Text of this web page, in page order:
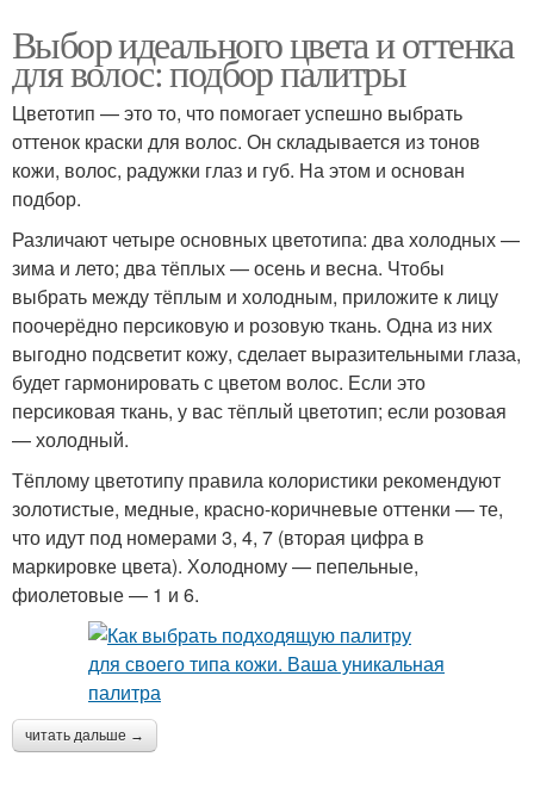
Выбор идеального цвета и оттенка
для волос: подбор палитры
Цветотип — это то, что помогает успешно выбрать
оттенок краски для волос. Он складывается из тонов
кожи, волос, радужки глаз и губ. На этом и основан
подбор.
Различают четыре основных цветотипа: два холодных —
зима и лето; два тёплых — осень и весна. Чтобы
выбрать между тёплым и холодным, приложите к лицу
поочерёдно персиковую и розовую ткань. Одна из них
выгодно подсветит кожу, сделает выразительными глаза,
будет гармонировать с цветом волос. Если это
персиковая ткань, у вас тёплый цветотип; если розовая
— холодный.
Тёплому цветотипу правила колористики рекомендуют
золотистые, медные, красно-коричневые оттенки — те,
что идут под номерами 3, 4, 7 (вторая цифра в
маркировке цвета). Холодному — пепельные,
фиолетовые — 1 и 6.
читать дальше →